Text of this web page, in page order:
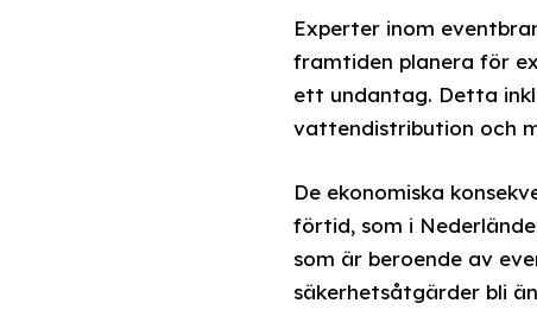
Experter inom
framtiden planera för
ett undantag. Detta
vattendistribution och
De ekonomiska
förtid, som i
som är beroende av
säkerhetsåtgärder bli